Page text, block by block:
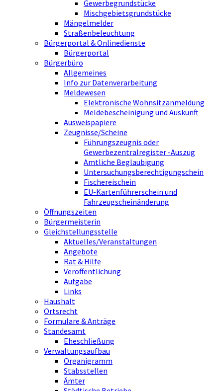
Gewerbegrundstücke
Mischgebietsgrundstücke
Mängelmelder
Straßenbeleuchtung
Bürgerportal & Onlinedienste
Bürgerportal
Bürgerbüro
Allgemeines
Info zur Datenverarbeitung
Meldewesen
Elektronische Wohnsitzanmeldung
Meldebescheinigung und Auskunft
Ausweispapiere
Zeugnisse/Scheine
Führungszeugnis oder
Gewerbezentralregister -Auszug
Amtliche Beglaubigung
Untersuchungsberechtigungschein
Fischereischein
EU-Kartenführerschein und
Fahrzeugscheinänderung
Öffnungszeiten
Bürgermeisterin
Gleichstellungsstelle
Aktuelles/Veranstaltungen
Angebote
Rat & Hilfe
Veröffentlichung
Aufgabe
Links
Haushalt
Ortsrecht
Formulare & Anträge
Standesamt
Eheschließung
Verwaltungsaufbau
Organigramm
Stabsstellen
Ämter